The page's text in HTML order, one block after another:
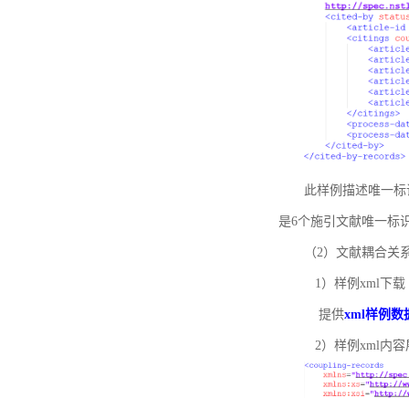
此样例描述唯一标
是6个施引文献唯一标
（2）文献耦合关
1）样例xml下载
提供xml样例数
2）样例xml内容